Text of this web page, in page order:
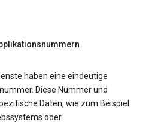
haben eine eindeutige
Diese Nummer und
Daten, wie zum Beispiel
oder